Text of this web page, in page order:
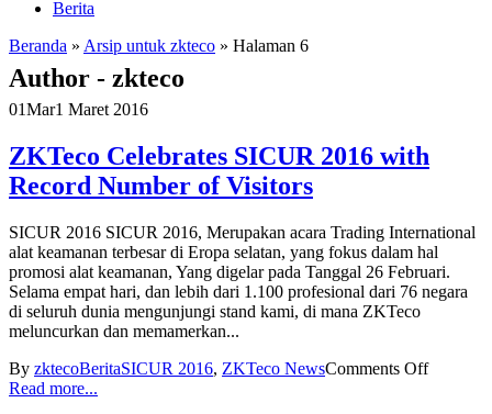
Berita
Beranda » Arsip untuk zkteco » Halaman 6
Author - zkteco
01Mar1 Maret 2016
ZKTeco Celebrates SICUR 2016 with
Record Number of Visitors
SICUR 2016 SICUR 2016, Merupakan acara Trading International
alat keamanan terbesar di Eropa selatan, yang fokus dalam hal
promosi alat keamanan, Yang digelar pada Tanggal 26 Februari.
Selama empat hari, dan lebih dari 1.100 profesional dari 76 negara
di seluruh dunia mengunjungi stand kami, di mana ZKTeco
meluncurkan dan memamerkan...
By zktecoBeritaSICUR 2016, ZKTeco NewsComments Off
Read more...